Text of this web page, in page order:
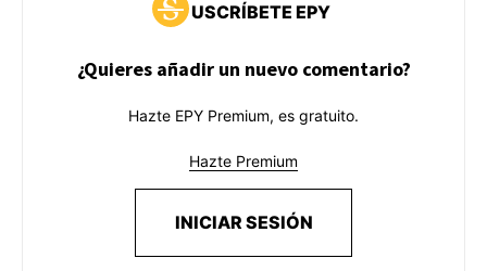
USCRÍBETE EPY
¿Quieres añadir un nuevo comentario?
Hazte EPY Premium, es gratuito.
Hazte Premium
INICIAR SESIÓN